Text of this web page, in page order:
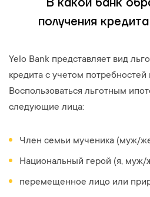
получения
Yelo Bank представляет вид
кредита с учетом потребностей
Воспользоваться льготным
следующие лица:
Член семьи мученика (муж/
Национальный герой (я, муж/
перемещенное лицо или